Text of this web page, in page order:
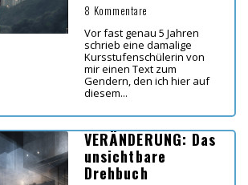
8 Kommentare
Vor fast genau 5 Jahren
schrieb eine damalige
Kursstufenschülerin von
mir einen Text zum
Gendern, den ich hier auf
diesem...
VERÄNDERUNG: Das
unsichtbare
Drehbuch